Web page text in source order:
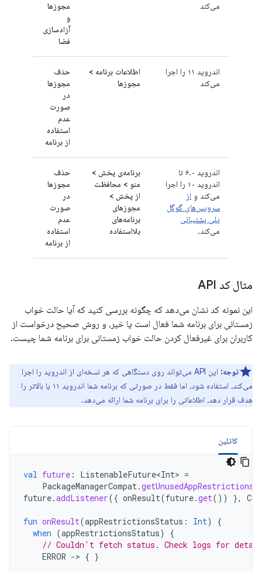
می‌کند
مجوزها
و
آزادسازی
فضا
اندروید ۱۱ را اجرا
می‌کند
اطلاعات برنامه >
مجوزها
حذف
مجوزها
در
صورت
عدم
استفاده
از برنامه
اندروید ۶.۰ تا
اندروید ۱۰ را اجرا
می‌کند و از
سرویس‌های گوگل
پلی پشتیبانی
می‌کند.
برنامه‌ی پخش >
منو > محافظت
از پخش >
مجوزهای
برنامه‌های
بلااستفاده
حذف
مجوزها
در
صورت
عدم
استفاده
از برنامه
مثال کد API
این نمونه کد نشان می‌دهد که چگونه بررسی کنید که آیا حالت خواب
زمستانی برای برنامه شما فعال است یا خیر، و روش صحیح درخواست از
کاربران برای غیرفعال کردن حالت خواب زمستانی برای برنامه شما چیست.
توجه:
این API می‌تواند روی دستگاهی که هر نسخه‌ای از اندروید را اجرا
می‌کند، استفاده شود، اما فقط در صورتی که برنامه شما اندروید ۱۱ یا بالاتر را
هدف قرار دهد، اطلاعاتی را برای برنامه شما ارائه می‌دهد.
کاتلین
val future : ListenableFuture<Int> =
PackageManagerCompat.
future.addListener({ onResult(future.get()) },
fun onResult(appRestrictionsStatus : Int)
{
when (appRestrictionsStatus)
{
// Couldn't fetch status. Check logs for
ERROR -> { }